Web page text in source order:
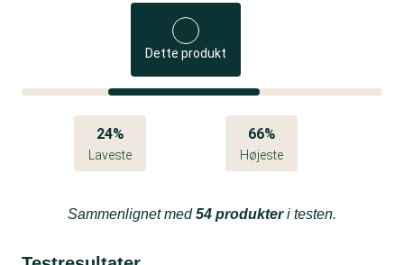
Dette produkt
24%
Laveste
66%
Højeste
Sammenlignet med54 produkteri testen.